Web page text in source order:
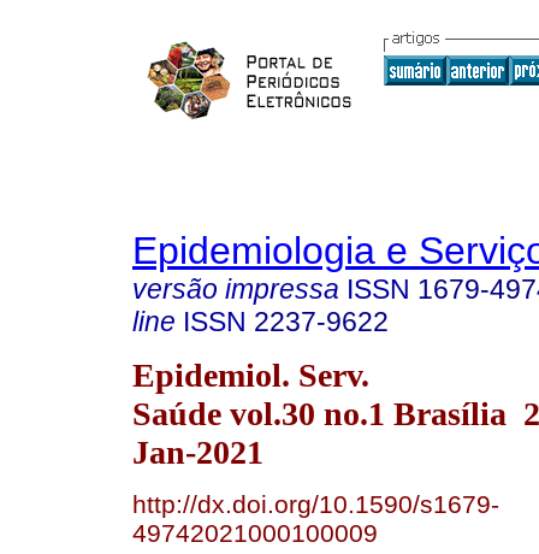
Epidemiologia e
versão impressa ISSN 1679-
line ISSN 2237-9622
Epidemiol. Serv.
Saúde vol.30 no.1 Brasília
Jan-2021
http://dx.doi.org/10.1590/s1679-
49742021000100009